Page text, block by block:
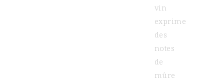
vin
exprime
des
notes
de
mûre